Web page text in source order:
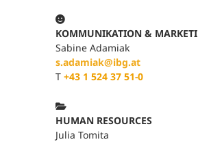

KOMMUNIKATION &
Sabine Adamiak
s.adamiak@ibg.at
T +43 1 524 37 51-0

HUMAN RESOURCES
Julia Tomita